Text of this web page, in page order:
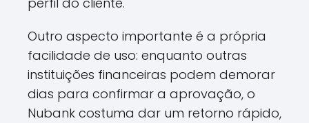
Outro aspecto importante é a própria
facilidade de uso: enquanto outras
instituições financeiras podem demorar
dias para confirmar a aprovação, o
Nubank costuma dar um retorno rápido,